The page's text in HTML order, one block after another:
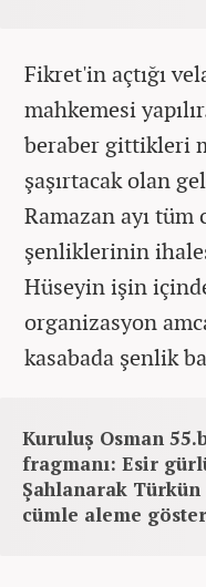
Fikret'in açtığı
mahkemesi
beraber gittikleri
şaşırtacak olan
Ramazan ayı
şenliklerinin
Hüseyin işin
organizasyon
kasabada şenlik
Kuruluş Osman
fragmanı: Esir
Şahlanarak Türkün
cümle aleme